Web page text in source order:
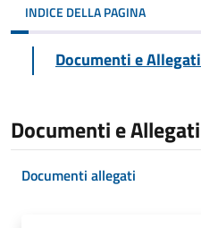
INDICE DELLA PAGINA
Documenti e Allegati
Documenti e Allegati
Documenti allegati